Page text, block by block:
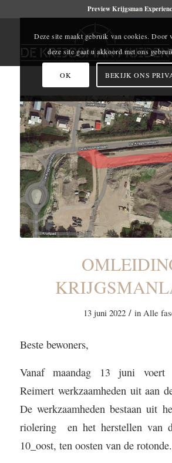
Preview Krijgsman
13 juni 2022 / in Alle
Beste bewoners,
Vanaf maandag 13 juni voert
Reimert werkzaamheden uit aan
De werkzaamheden bestaan uit
riolering en het herstellen van
10_oost, ten oosten van de rotonde.
Deze site maakt gebruik van cookies. Door
deze site gaat u akkoord met ons
OK BEKIJK ONS